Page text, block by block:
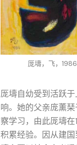
厐壔，飞，
厐壔自幼受到活跃
响。她的父亲庞薰
察学习，由此厐壔
积累经验。因从建